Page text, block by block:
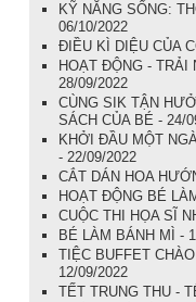
KỸ NĂNG SỐNG:
06/10/2022
ĐIỀU KÌ DIỆU CỦA
HOẠT ĐỘNG - TRẢI
28/09/2022
CÙNG SIK TẬN
SÁCH CỦA BÉ - 24/
KHỞI ĐẦU MỘT
- 22/09/2022
CẮT DÁN HOA
HOẠT ĐỘNG BÉ
CUỘC THI HỌA SĨ
BÉ LÀM BÁNH MÌ -
TIỆC BUFFET
12/09/2022
TẾT TRUNG THU -